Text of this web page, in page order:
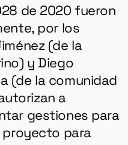
de 2020 fueron
por los
(de la
y Diego
(de la comunidad
a
gestiones para
proyecto para